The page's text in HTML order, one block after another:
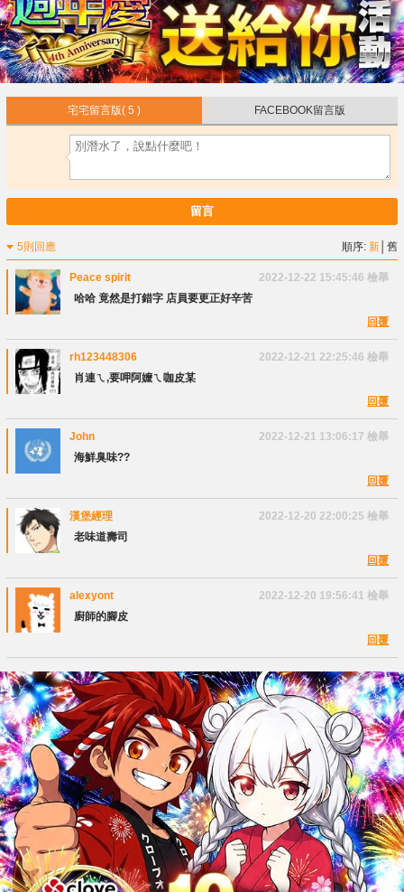
宅宅留言版( 5 ) FACEBOOK留言版
留言
5則回應 順序:新 │舊
Peace spirit 2022-12-22 15:45:46 檢舉
哈哈 竟然是打錯字 店員要更正好辛苦
回覆
rh123448306 2022-12-21 22:25:46 檢舉
肖連ㄟ,要呷阿嬤ㄟ咖皮某
回覆
John 2022-12-21 13:06:17 檢舉
海鮮臭味??
回覆
漢堡經理 2022-12-20 22:00:25 檢舉
老味道壽司
回覆
alexyont 2022-12-20 19:56:41 檢舉
廚師的腳皮
回覆